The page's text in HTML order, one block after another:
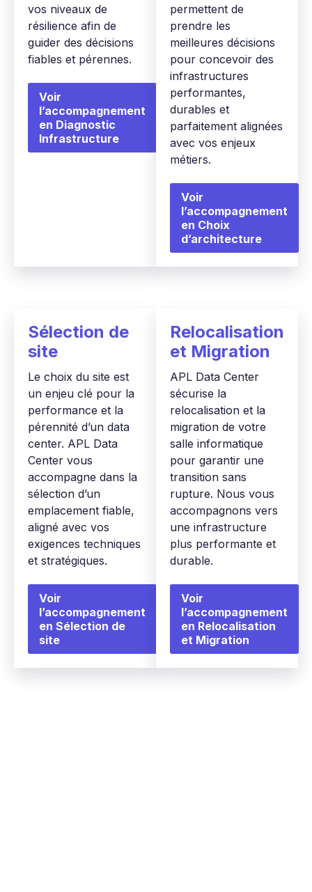
vos niveaux de
résilience afin de
guider des décisions
fiables et pérennes.
Voir
l’accompagnement
en Diagnostic
Infrastructure
permettent de
prendre les
meilleures décisions
pour concevoir des
infrastructures
performantes,
durables et
parfaitement alignées
avec vos enjeux
métiers.
Voir
l’accompagnement
en Choix
d’architecture
Sélection de
site
Le choix du site est
un enjeu clé pour la
performance et la
pérennité d’un data
center. APL Data
Center vous
accompagne dans la
sélection d’un
emplacement fiable,
aligné avec vos
exigences techniques
et stratégiques.
Voir
l’accompagnement
en Sélection de
site
Relocalisation
et Migration
APL Data Center
sécurise la
relocalisation et la
migration de votre
salle informatique
pour garantir une
transition sans
rupture. Nous vous
accompagnons vers
une infrastructure
plus performante et
durable.
Voir
l’accompagnement
en Relocalisation
et Migration